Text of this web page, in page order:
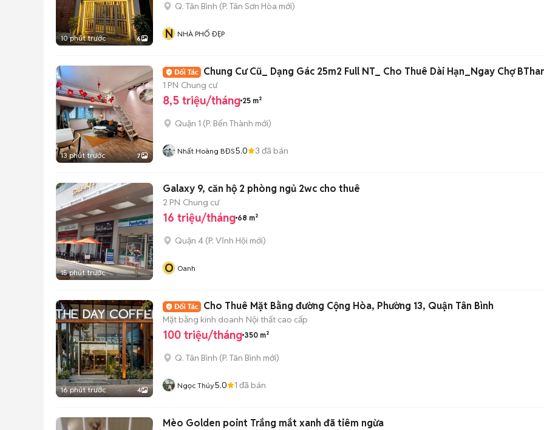
10 phút trước 6
Q. Tân Bình (P. Tân Sơn Hòa mới)
N NHÀ PHỐ ĐẸP
13 phút trước 7
Chung Cư Cũ_ Dạng Gác 25m2 Full NT_ Cho Thuê Dài Hạn_Ngay Chợ
1 PN Chung cư
8,5 triệu/tháng 25 m²
Quận 1 (P. Bến Thành mới)
Nhất Hoàng BĐS5.0 3 đã bán
15 phút trước
Galaxy 9, căn hộ 2 phòng ngủ 2wc cho thuê
2 PN Chung cư
16 triệu/tháng 68 m²
Quận 4 (P. Vĩnh Hội mới)
O Oanh
16 phút trước 4
Cho Thuê Mặt Bằng đường Cộng Hòa, Phường 13, Quận Tân Bình
Mặt bằng kinh doanh Nội thất cao cấp
100 triệu/tháng 350 m²
Q. Tân Bình (P. Tân Bình mới)
Ngọc Thúy5.0 1 đã bán
Mèo Golden point Trắng mắt xanh đã tiêm ngừa